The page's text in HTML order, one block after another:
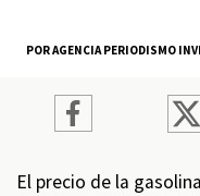
POR AGENCIA PERIODISMO
El precio de la